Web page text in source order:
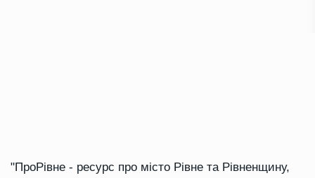
"ПроРівне - ресурс про місто Рівне та Рівненщину,